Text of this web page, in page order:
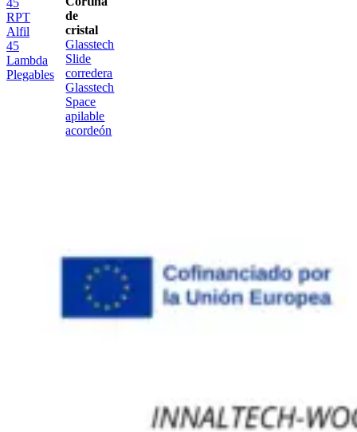
45
RPT
Alfil
45
Lambda
Plegables
de
cristal
Glasstech
Slide
corredera
Glasstech
Space
apilable
acordeón